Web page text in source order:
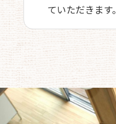
ていただきます。